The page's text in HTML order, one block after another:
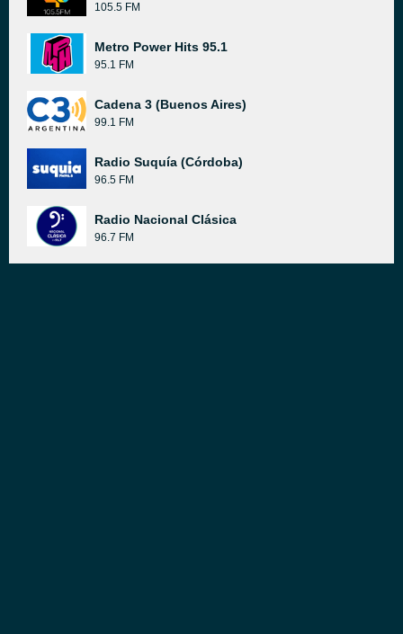
105.5 FM
Metro Power Hits 95.1
95.1 FM
Cadena 3 (Buenos Aires)
99.1 FM
Radio Suquía (Córdoba)
96.5 FM
Radio Nacional Clásica
96.7 FM